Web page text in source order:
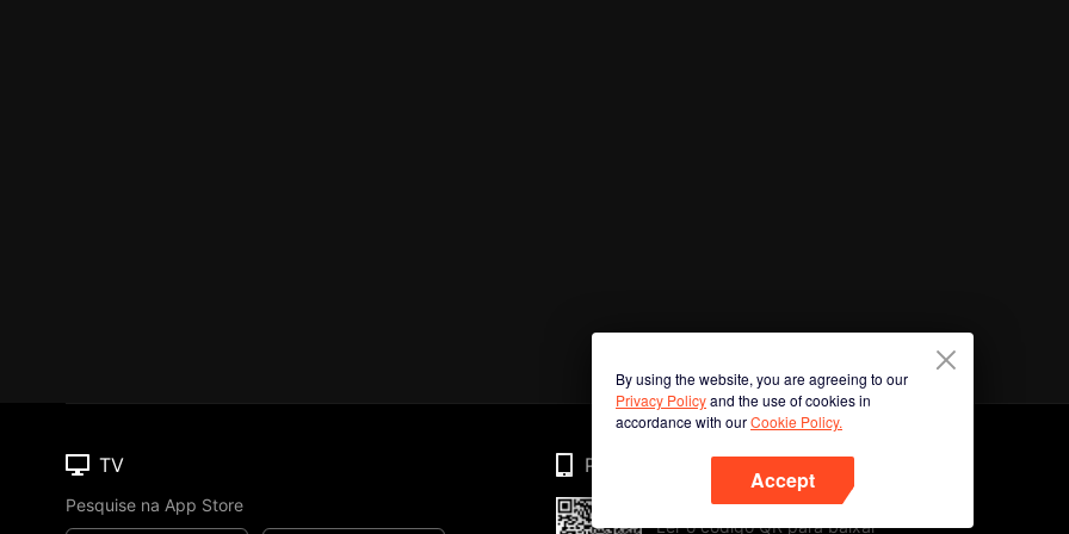
By using the website, you are agreeing to our
Privacy Policyand the use of cookies in
accordance with ourCookie Policy.
Accept
TV
Pesquise na App Store
Phone
Ler o código QR para baixar